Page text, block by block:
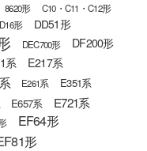
8620形
C10・C11・C12形
形 DD51形
DEC700形 DF200形
系 E217系
E261系 E351系
E657系 E721系
EF64形
形